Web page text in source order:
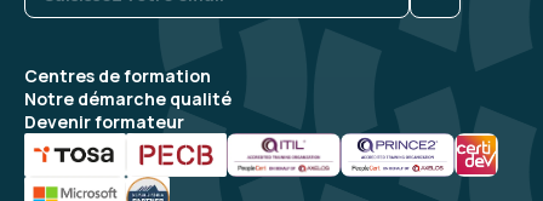
Centres de formation
Notre démarche qualité
Devenir formateur